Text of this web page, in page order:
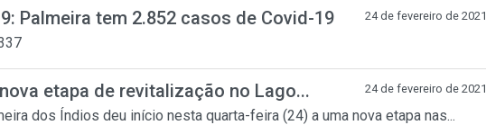
Palmeira tem 2.852 casos de Covid-19 24 de fevereiro de 2021
etapa de revitalização no Lago... 24 de fevereiro de 2021
dos Índios deu início nesta quarta-feira (24) a uma nova etapa nas...